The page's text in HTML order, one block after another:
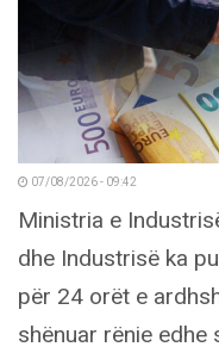
07/08/2026 - 09:42
Ministria e
dhe Industrisë ka
për 24 orët e
shënuar rënie edhe